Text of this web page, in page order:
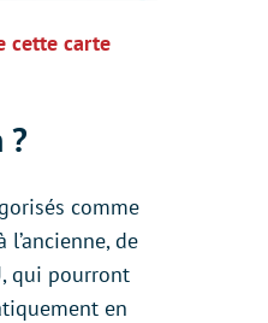
cette carte
?
comme
de
qui pourront
en